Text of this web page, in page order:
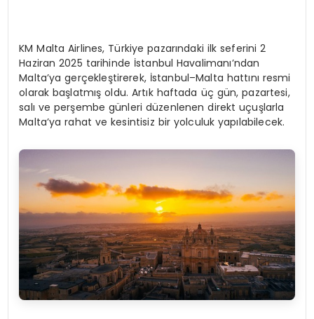
KM Malta Airlines, Türkiye pazarındaki ilk seferini 2
Haziran 2025 tarihinde İstanbul Havalimanı’ndan
Malta’ya gerçekleştirerek, İstanbul–Malta hattını resmi
olarak başlatmış oldu. Artık haftada üç gün, pazartesi,
salı ve perşembe günleri düzenlenen direkt uçuşlarla
Malta’ya rahat ve kesintisiz bir yolculuk yapılabilecek.